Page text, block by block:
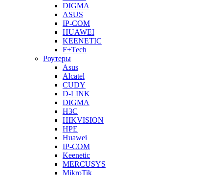
DIGMA
ASUS
IP-COM
HUAWEI
KEENETIC
F+Tech
Роутеры
Asus
Alcatel
CUDY
D-LINK
DIGMA
H3C
HIKVISION
HPE
Huawei
IP-COM
Keenetic
MERCUSYS
MikroTik